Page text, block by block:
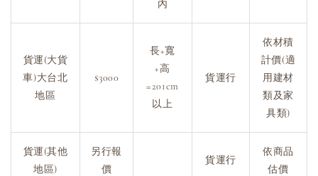
內
貨運(大貨
車)大台北
地區
$3000
長+寬
+高
=201cm
以上
貨運行
依材積
計價(適
用建材
類及家
具類)
貨運(其他
地區)
另行報
價
貨運行
依商品
估價